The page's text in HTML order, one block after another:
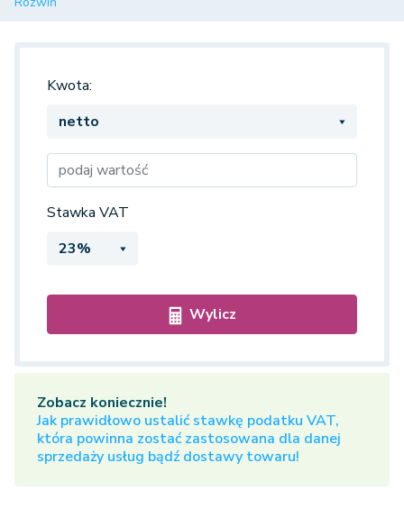
Jakie informacje są potrzebne do użycia kalkulatora VAT?
Kwota:
Stawka VAT
Wylicz
Zobacz koniecznie!
Jak prawidłowo ustalić stawkę podatku VAT,
która powinna zostać zastosowana dla danej
sprzedaży usług bądź dostawy towaru!